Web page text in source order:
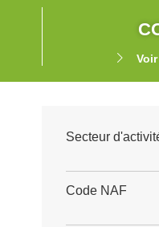
Secteur
Code NAF